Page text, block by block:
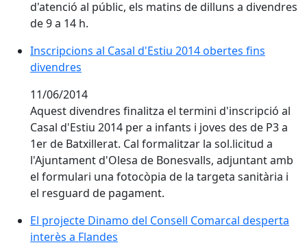
d'atenció al públic, els matins de dilluns a divendres
de 9 a 14 h.
Inscripcions al Casal d'Estiu 2014 obertes fins
divendres
11/06/2014
Aquest divendres finalitza el termini d'inscripció al
Casal d'Estiu 2014 per a infants i joves des de P3 a
1er de Batxillerat. Cal formalitzar la sol.licitud a
l'Ajuntament d'Olesa de Bonesvalls, adjuntant amb
el formulari una fotocòpia de la targeta sanitària i
el resguard de pagament.
El projecte Dinamo del Consell Comarcal desperta
interès a Flandes